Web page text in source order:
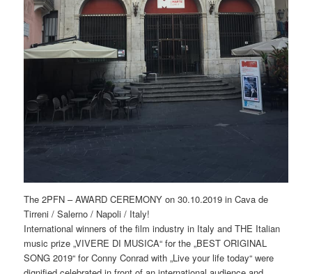
The 2PFN – AWARD CEREMONY on 30.10.2019 in Cava de
Tirreni / Salerno / Napoli / Italy!
International winners of the film industry in Italy and THE Italian
music prize „VIVERE DI MUSICA“ for the „BEST ORIGINAL
SONG 2019“ for Conny Conrad with „Live your life today“ were